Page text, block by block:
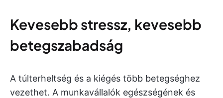
Kevesebb stressz, kevesebb
betegszabadság
A túlterheltség és a kiégés több betegséghez
vezethet. A munkavállalók egészségének és